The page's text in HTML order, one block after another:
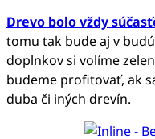
Drevo bolo vždy
tomu tak bude aj v
doplnkov si volíme
budeme profitovať, ak
duba či iných drevín.